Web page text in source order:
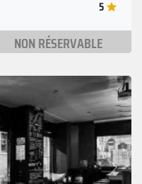
5
NON RÉSERVABLE
Suivant